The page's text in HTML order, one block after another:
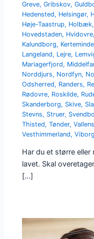
Greve,Gribskov,
Hedensted, Helsingør,
Høje-Taastrup, Holbæk,
Hovedstaden, Hvidovre,
Kalundborg, Kerteminde
Langeland, Lejre,
Mariagerfjord,
Norddjurs, Nordfyn,
Odsherred, Randers,
Rødovre, Roskilde,
Skanderborg, Skive,
Stevns, Struer,
Thisted,Tønder,
Vesthimmerland,Viborg
Har du et større
lavet. Skal
[…]